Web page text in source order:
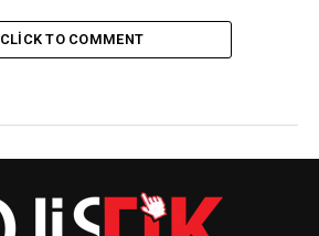
CLICK TO COMMENT